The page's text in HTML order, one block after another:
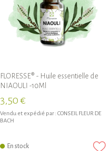
FLORESSE® - Huile essentielle de
NIAOULI -10Ml
3,50 €
Vendu et expédié par : CONSEIL FLEUR DE
BACH
En stock